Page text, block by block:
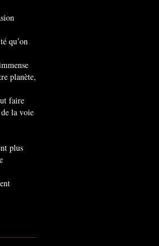
qu’on
planète,
faire
la voie
plus